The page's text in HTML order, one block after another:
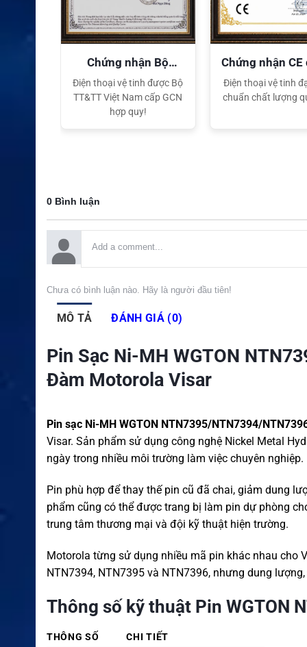
Ch
ức
nă
p nguồn
điện cho
bộ đàm
Chứng nhận Bộ
TT&TT
Điện thoại vệ tinh được Bộ
TT&TT Việt Nam cấp GCN
hợp quy!
Chứng nhận
tế
Điện thoại vệ tinh
chuẩn chất lượng
0 Bình luận
Chưa có bình luận nào. Hãy là người đầu tiên!
MÔ TẢ ĐÁNH GIÁ (0)
Pin Sạc Ni-MH WGTON
Đàm Motorola Visar
Pin sạc Ni-MH WGTON NTN7395/NTN7394/
Visar. Sản phẩm sử dụng công nghệ Nickel Metal
ngày trong nhiều môi trường làm việc chuyên nghiệp.
Pin phù hợp để thay thế pin cũ đã chai, giảm dung
phẩm cũng có thể được trang bị làm pin dự phòng
trung tâm thương mại và đội kỹ thuật hiện trường.
Motorola từng sử dụng nhiều mã pin khác nhau cho
NTN7394, NTN7395 và NTN7396, nhưng dung
Thông số kỹ thuật Pin WGTON
THÔNG SỐ CHI TIẾT
XEM CHI TIẾT